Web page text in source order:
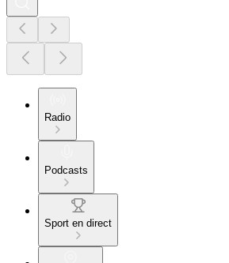
Radio
Podcasts
Sport en direct